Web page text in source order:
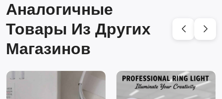
Аналогичные
Товары Из Других
Магазинов